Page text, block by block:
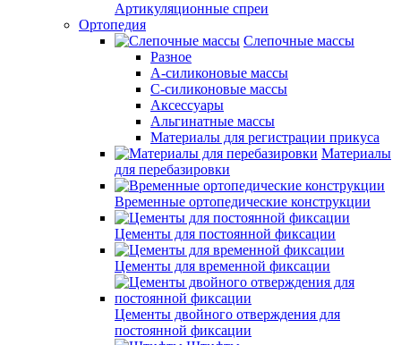
Артикуляционные спреи
Ортопедия
Слепочные массы
Разное
А-силиконовые массы
С-силиконовые массы
Аксессуары
Альгинатные массы
Материалы для регистрации прикуса
Материалы
для перебазировки
Временные ортопедические конструкции
Цементы для постоянной фиксации
Цементы для временной фиксации
Цементы двойного отверждения для
постоянной фиксации